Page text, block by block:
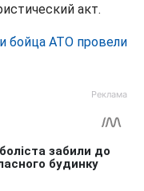
акт.
бойца АТО провели